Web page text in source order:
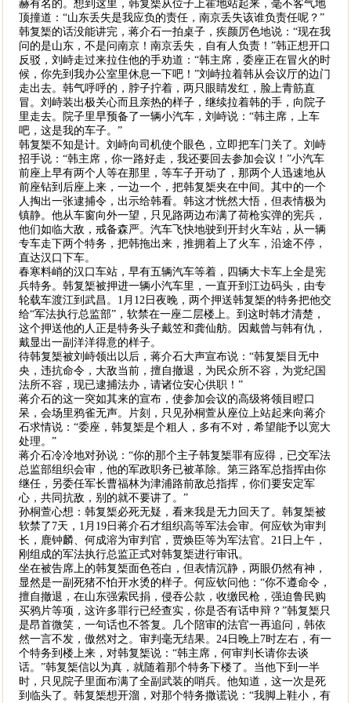
赫有名的。想到这里，韩复榘从位子上霍地站起来，毫不客气地
顶撞道：“山东丢失是我应负的责任，南京丢失该谁负责任呢？”
韩复榘的话没能讲完，蒋介石一拍桌子，疾颜厉色地说：“现在我
问的是山东，不是问南京！南京丢失，自有人负责！”韩正想开口
反驳，刘峙走过来拉住他的手劝道：“韩主席，委座正在冒火的时
候，你先到我办公室里休息一下吧！”刘峙拉着韩从会议厅的边门
走出去。韩气呼呼的，脖子拧着，两只眼睛发红，脸上青筋直
冒。刘峙装出极关心而且亲热的样子，继续拉着韩的手，向院子
里走去。院子里早预备了一辆小汽车，刘峙说：“韩主席，上车
吧，这是我的车子。”
韩复榘不知是计。刘峙向司机使个眼色，立即把车门关了。刘峙
招手说：“韩主席，你一路好走，我还要回去参加会议！”小汽车
前座上早有两个人等在那里，等车子开动了，那两个人迅速地从
前座钻到后座上来，一边一个，把韩复榘夹在中间。其中的一个
人掏出一张逮捕令，出示给韩看。韩这才恍然大悟，但表情极为
镇静。他从车窗向外一望，只见路两边布满了荷枪实弹的宪兵，
他们如临大敌，戒备森严。汽车飞快地驶到开封火车站，从一辆
专车走下两个特务，把韩拖出来，推拥着上了火车，沿途不停，
直达汉口下车。
春寒料峭的汉口车站，早有五辆汽车等着，四辆大卡车上全是宪
兵特务。韩复榘被押进一辆小汽车里，一直开到江边码头，由专
轮载车渡江到武昌。1月12日夜晚，两个押送韩复榘的特务把他交
给“军法执行总监部”，软禁在一座二层楼上。到这时韩才清楚，
这个押送他的人正是特务头子戴笠和龚仙舫。因戴曾与韩有仇，
戴显出一副洋洋得意的样子。
待韩复榘被刘峙领出以后，蒋介石大声宣布说：“韩复榘目无中
央，违抗命令，大敌当前，擅自撤退，为民众所不容，为党纪国
法所不容，现已逮捕法办，请诸位安心供职！”
蒋介石的这一突如其来的宣布，使参加会议的高级将领目瞪口
呆，会场里鸦雀无声。片刻，只见孙桐萱从座位上站起来向蒋介
石求情说：“委座，韩复榘是个粗人，多有不对，希望能予以宽大
处理。”
蒋介石冷冷地对孙说：“你的那个主子韩复榘罪有应得，已交军法
总监部组织会审，他的军政职务已被革除。第三路军总指挥由你
继任，另委任军长曹福林为津浦路前敌总指挥，你们要安定军
心，共同抗敌，别的就不要讲了。”
孙桐萱心想：韩复榘必死无疑，看来我是无力回天了。韩复榘被
软禁了7天，1月19日蒋介石才组织高等军法会审。何应钦为审判
长，鹿钟麟、何成溶为审判官，贾焕臣等为军法官。21日上午，
刚组成的军法执行总监正式对韩复榘进行审讯。
坐在被告席上的韩复榘面色苍白，但表情沉静，两眼仍然有神，
显然是一副死猪不怕开水烫的样子。何应钦问他：“你不遵命令，
擅自撤退，在山东强索民捐，侵吞公款，收缴民枪，强迫鲁民购
买鸦片等项，这许多罪行已经查实，你是否有话申辩？”韩复榘只
是昂首微笑，一句话也不答复。几个陪审的法官一再追问，韩依
然一言不发，傲然对之。审判毫无结果。24日晚上7时左右，有一
个特务到楼上来，对韩复榘说：“韩主席，何审判长请你去谈
话。”韩复榘信以为真，就随着那个特务下楼了。当他下到一半
时，只见院子里面布满了全副武装的哨兵。他知道，这一次是死
到临头了。韩复榘想开溜，对那个特务撒谎说：“我脚上鞋小，有